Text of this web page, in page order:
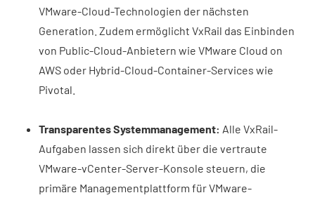
VMware-Cloud-Technologien der nächsten
Generation. Zudem ermöglicht VxRail das Einbinden
von Public-Cloud-Anbietern wie VMware Cloud on
AWS oder Hybrid-Cloud-Container-Services wie
Pivotal.
Transparentes Systemmanagement: Alle VxRail-
Aufgaben lassen sich direkt über die vertraute
VMware-vCenter-Server-Konsole steuern, die
primäre Managementplattform für VMware-